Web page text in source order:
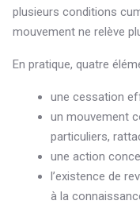
plusieurs conditions
mouvement ne relève
En pratique, quatre
une cessation
un mouvement
particuliers,
une action
l’existence de
à la